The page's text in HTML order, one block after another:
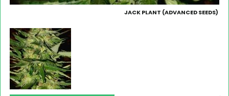
JACK PLANT (ADVANCED SEEDS)